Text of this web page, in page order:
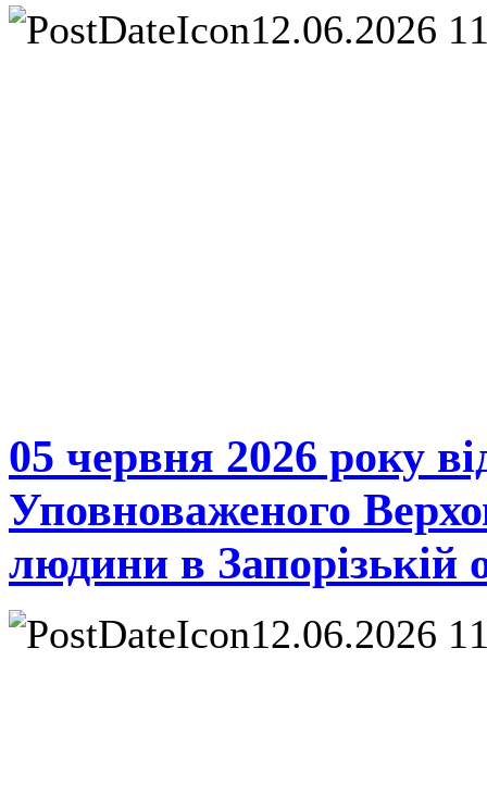
12.06.2026
05 червня 2026 року
Уповноваженого
людини в Запорізькій
12.06.2026